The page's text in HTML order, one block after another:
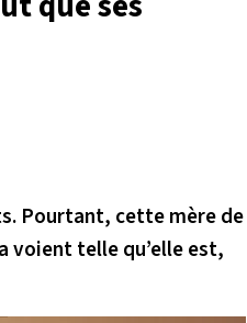
Pourtant, cette mère de
voient telle qu’elle est,